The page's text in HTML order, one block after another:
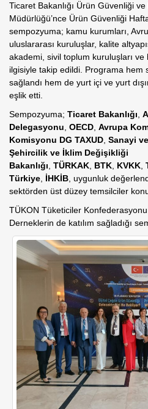
Ticaret Bakanlığı Ürün Güvenliği
Müdürlüğü’nce Ürün Güvenliği
sempozyuma; kamu kurumları,
uluslararası kuruluşlar, kalite
akademi, sivil toplum kuruluşları ve
ilgisiyle takip edildi. Programa hem
sağlandı hem de yurt içi ve yurt
eşlik etti.
Sempozyuma; Ticaret Bakanlığı
Delegasyonu OECD Avrupa
Komisyonu DG TAXUD Sanayi
Şehircilik ve İklim Değişikliği
Bakanlığı TÜRKAK BTK KVKK
Türkiye İHKİB , uygunluk
sektörden üst düzey temsilciler
TÜKON Tüketiciler
Derneklerin de katılım sağladığı